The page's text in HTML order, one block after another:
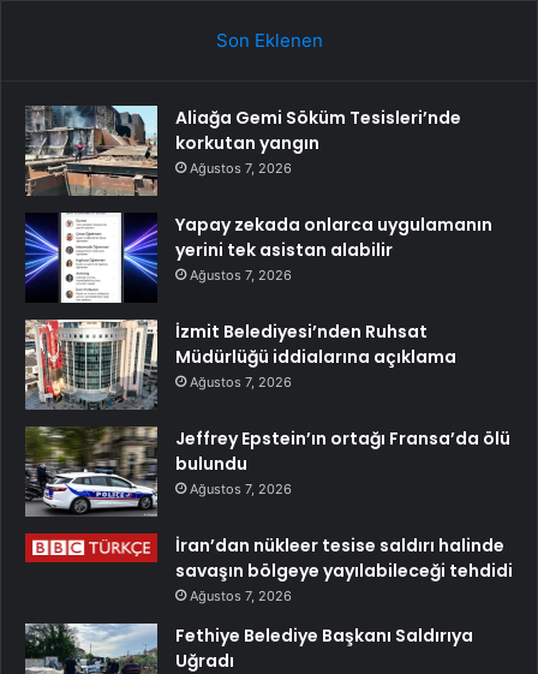
Son Eklenen
Aliağa Gemi Söküm Tesisleri’nde
korkutan yangın
Ağustos 7, 2026
Yapay zekada onlarca uygulamanın
yerini tek asistan alabilir
Ağustos 7, 2026
İzmit Belediyesi’nden Ruhsat
Müdürlüğü iddialarına açıklama
Ağustos 7, 2026
Jeffrey Epstein’ın ortağı Fransa’da ölü
bulundu
Ağustos 7, 2026
İran’dan nükleer tesise saldırı halinde
savaşın bölgeye yayılabileceği tehdidi
Ağustos 7, 2026
Fethiye Belediye Başkanı Saldırıya
Uğradı